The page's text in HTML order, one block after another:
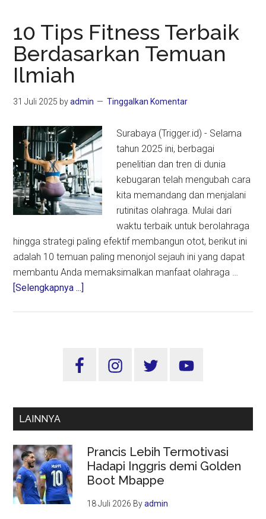
10 Tips Fitness Terbaik
Berdasarkan Temuan
Ilmiah
31 Juli 2025 byadmin Tinggalkan Komentar
Surabaya (Trigger.id) - Selama
tahun 2025 ini, berbagai
penelitian dan tren di dunia
kebugaran telah mengubah cara
kita memandang dan menjalani
rutinitas olahraga. Mulai dari
waktu terbaik untuk berolahraga
hingga strategi paling efektif membangun otot, berikut ini
adalah 10 temuan paling menonjol sejauh ini yang dapat
membantu Anda memaksimalkan manfaat olahraga …
[Selengkapnya ...]
Berdasarkan
Sidebar
LAINNYA
Prancis Lebih Termotivasi
Hadapi Inggris demi Golden
Boot Mbappe
18 Juli 2026 Byadmin